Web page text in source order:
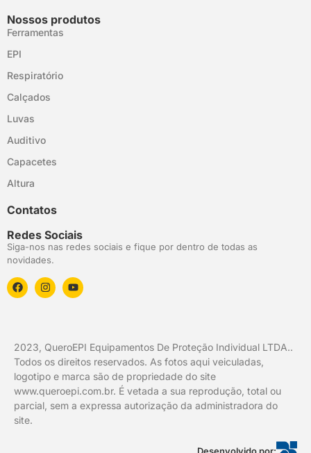
Nossos produtos
Ferramentas
EPI
Respiratório
Calçados
Luvas
Auditivo
Capacetes
Altura
Contatos
Redes Sociais
Siga-nos nas redes sociais e fique por dentro de todas as
novidades.
2023, QueroEPI Equipamentos De Proteção Individual LTDA..
Todos os direitos reservados. As fotos aqui veiculadas,
logotipo e marca são de propriedade do site
www.queroepi.com.br. É vetada a sua reprodução, total ou
parcial, sem a expressa autorização da administradora do
site.